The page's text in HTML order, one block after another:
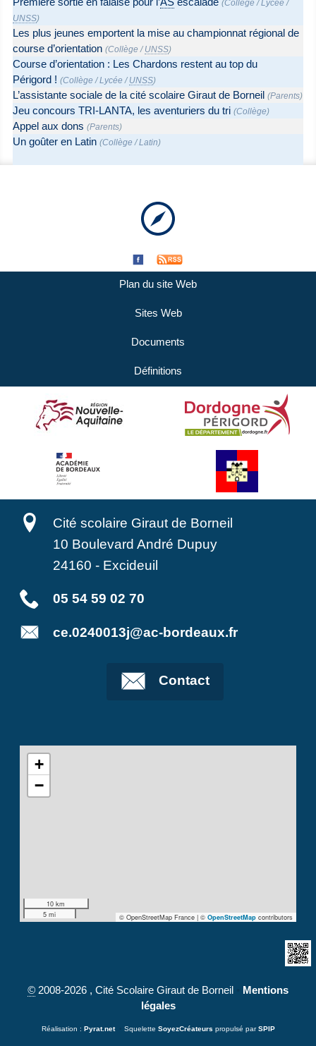
(Collège /Lycée /
UNSS)
Les plus jeunes emportent la mise au championnat régional de
course d’orientation (Collège / UNSS)
Course d’orientation : Les Chardons restent au top du
Périgord ! (Collège /Lycée / UNSS)
L’assistante sociale de la cité scolaire Giraut de Borneil (Parents)
Jeu concours TRI-LANTA, les aventuriers du tri (Collège)
Appel aux dons (Parents)
Un goûter en Latin (Collège /Latin)
Plan du site Web
Sites Web
Documents
Définitions
Cité scolaire Giraut de Borneil
10 Boulevard André Dupuy
24160 - Excideuil
05 54 59 02 70
ce.0240013j@ac-bordeaux.fr
Contact
+
−
10 km
5 mi
© OpenStreetMap France | ©OpenStreetMap contributors
© 2008-2026 , Cité Scolaire Giraut de Borneil
Mentions
légales
Réalisation : Pyrat.net Squelette SoyezCréateurs propulsé parSPIP